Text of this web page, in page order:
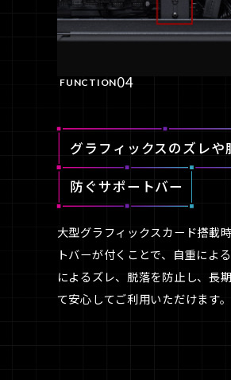
FUNCTION04
グラフィックスのズレや
防ぐサポートバー
大型グラフィックスカード搭載
トバーが付くことで、自重によ
によるズレ、脱落を防止し、長
て安心してご利用いただけます。